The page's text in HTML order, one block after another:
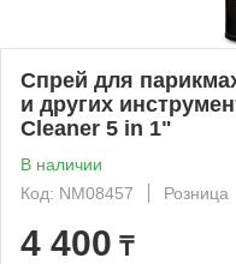
Спрей для
и других
Cleaner 5 in 1"
В наличии
Код: NM08457
Розница
4 400 ₸